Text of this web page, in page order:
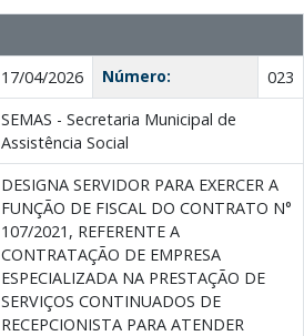
17/04/2026 Número:
023
SEMAS - Secretaria Municipal de
Assistência Social
DESIGNA SERVIDOR PARA EXERCER A
FUNÇÃO DE FISCAL DO CONTRATO N°
107/2021, REFERENTE A
CONTRATAÇÃO DE EMPRESA
ESPECIALIZADA NA PRESTAÇÃO DE
SERVIÇOS CONTINUADOS DE
RECEPCIONISTA PARA ATENDER